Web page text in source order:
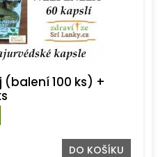
100 ks) +
DO KOŠÍKU